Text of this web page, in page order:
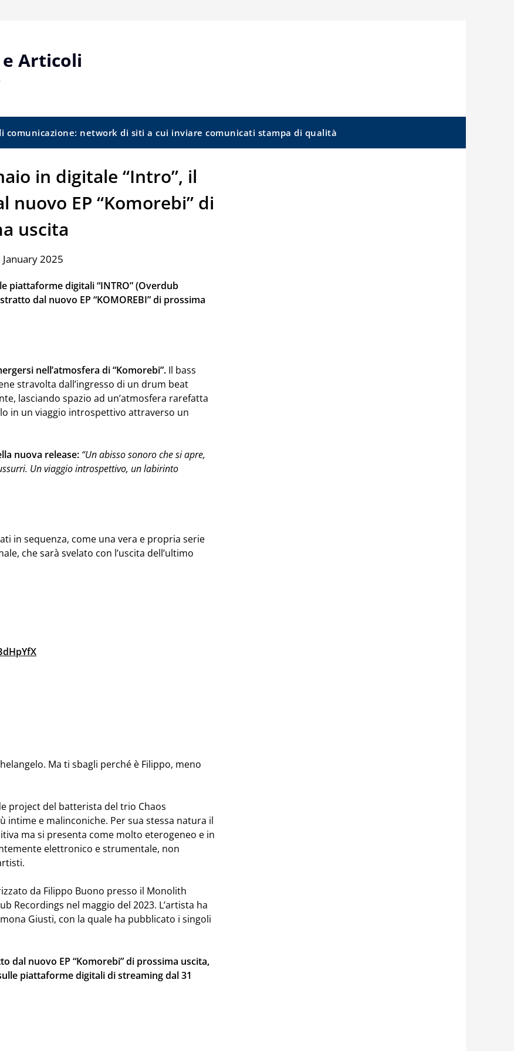
e Articoli
comunicazione: network di siti a cui inviare comunicati stampa di qualità
in digitale “Intro”, il
EP “Komorebi” di
uscita
2025
piattaforme digitali “INTRO” (Overdub
dal nuovo EP “KOMOREBI” di prossima
nell’atmosfera di “Komorebi”. Il bass
stravolta dall’ingresso di un drum beat
lasciando spazio ad un’atmosfera rarefatta
in un viaggio introspettivo attraverso un
nuova release: “Un abisso sonoro che si apre,
Un viaggio introspettivo, un labirinto
in sequenza, come una vera e propria serie
che sarà svelato con l’uscita dell’ultimo
Ma ti sbagli perché è Filippo, meno
project del batterista del trio Chaos
intime e malinconiche. Per sua stessa natura il
ma si presenta come molto eterogeneo e in
elettronico e strumentale, non
da Filippo Buono presso il Monolith
Recordings nel maggio del 2023. L’artista ha
Giusti, con la quale ha pubblicato i singoli
dal nuovo EP “Komorebi” di prossima uscita,
piattaforme digitali di streaming dal 31